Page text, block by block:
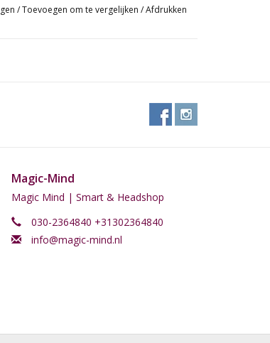
/Toevoegen om te vergelijken /Afdrukken
Magic-Mind
Magic Mind | Smart & Headshop
030-2364840 +31302364840
info@magic-mind.nl